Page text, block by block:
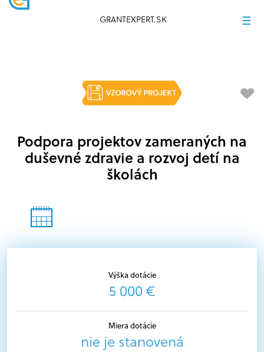
GRANTEXPERT.SK
Výška dotácie
5 000 €
Miera dotácie
nie je stanovená
Podpora projektov zameraných na
duševné zdravie a rozvoj detí na
školách